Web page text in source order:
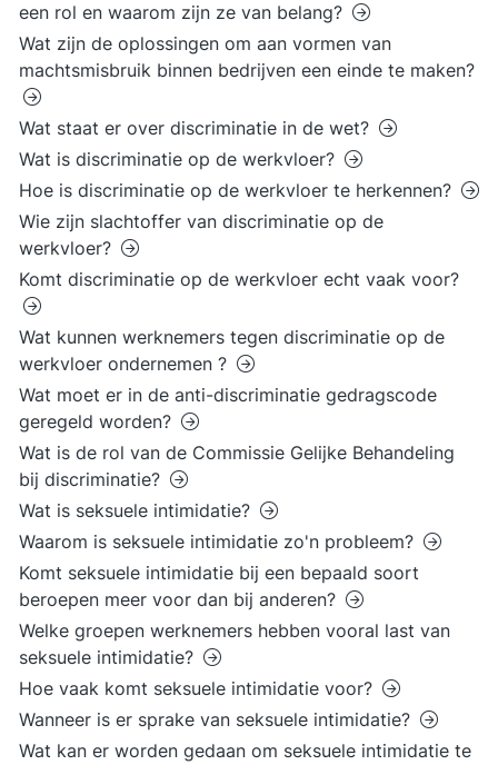
een rol en waarom zijn ze van belang?
Wat zijn de oplossingen om aan vormen van
machtsmisbruik binnen bedrijven een einde te maken?
Wat staat er over discriminatie in de wet?
Wat is discriminatie op de werkvloer?
Hoe is discriminatie op de werkvloer te herkennen?
Wie zijn slachtoffer van discriminatie op de
werkvloer?
Komt discriminatie op de werkvloer echt vaak voor?
Wat kunnen werknemers tegen discriminatie op de
werkvloer ondernemen ?
Wat moet er in de anti-discriminatie gedragscode
geregeld worden?
Wat is de rol van de Commissie Gelijke Behandeling
bij discriminatie?
Wat is seksuele intimidatie?
Waarom is seksuele intimidatie zo'n probleem?
Komt seksuele intimidatie bij een bepaald soort
beroepen meer voor dan bij anderen?
Welke groepen werknemers hebben vooral last van
seksuele intimidatie?
Hoe vaak komt seksuele intimidatie voor?
Wanneer is er sprake van seksuele intimidatie?
Wat kan er worden gedaan om seksuele intimidatie te